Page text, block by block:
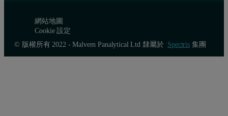
網站地圖
Cookie 設定
© 版權所有 2022 - Malvern Panalytical Ltd 隸屬於 Spectris集團